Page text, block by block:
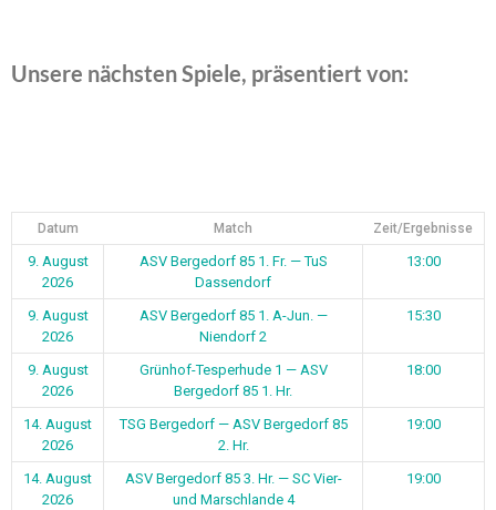
Unsere nächsten Spiele, präsentiert von:
Datum Match Zeit/Ergebnisse
9. August
2026
ASV Bergedorf 85 1. Fr. — TuS
Dassendorf
13:00
9. August
2026
ASV Bergedorf 85 1. A-Jun. —
Niendorf 2
15:30
9. August
2026
Grünhof-Tesperhude 1 — ASV
Bergedorf 85 1. Hr.
18:00
14. August
2026
TSG Bergedorf — ASV Bergedorf 85
2. Hr.
19:00
14. August
2026
ASV Bergedorf 85 3. Hr. — SC Vier-
und Marschlande 4
19:00